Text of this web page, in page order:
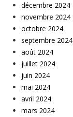
décembre 2024
novembre 2024
octobre 2024
septembre 2024
août 2024
juillet 2024
juin 2024
mai 2024
avril 2024
mars 2024